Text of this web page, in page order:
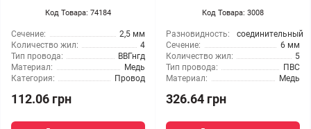
Код Товара: 74184
Сечение:
2,5 мм
Количество жил:
4
Тип провода:
ВВГнгд
Материал:
Медь
Категория:
Провод
112.06 грн
Код Товара: 3008
Разновидность:
соединительный
Сечение:
6 мм
Количество жил:
5
Тип провода:
ПВС
Материал:
Медь
326.64 грн